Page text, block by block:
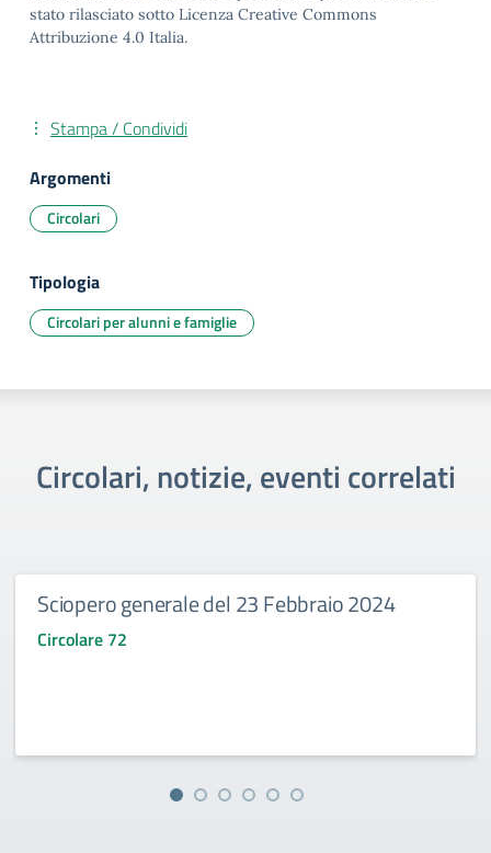
stato rilasciato sotto Licenza Creative Commons
Attribuzione 4.0 Italia.
Stampa / Condividi
Argomenti
Circolari
Tipologia
Circolari per alunni e famiglie
Circolari, notizie, eventi correlati
Sciopero generale del 23 Febbraio 2024
Circolare 72